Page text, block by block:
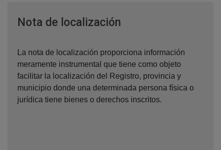
Nota de localización
La nota de localización proporciona información
meramente instrumental que tiene como objeto
facilitar la localización del Registro, provincia y
municipio donde una determinada persona física o
jurídica tiene bienes o derechos inscritos.